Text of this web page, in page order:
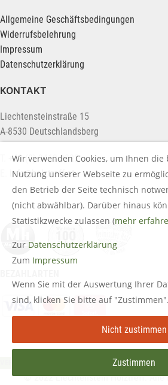
Allgemeine Geschäftsbedingungen
Widerrufsbelehrung
Impressum
Datenschutzerklärung
KONTAKT
Liechtensteinstraße 15
A-8530 Deutschlandsberg
T. +43 (0) 3462 2222
info@holztreff.at
© 2022 Liechtenstein Holztreff. Alle
Wir verwenden Cookies, um Ihnen die
Nutzung unserer Webseite zu
den Betrieb der Seite technisch
(nicht abwählbar). Darüber hinaus
Statistikzwecke zulassen (mehr
Zur Datenschutzerklärung
Zum Impressum
Wenn Sie mit der Auswertung Ihrer
sind, klicken Sie bitte auf "Zustimmen".
Nicht zustimmen
Zustimmen